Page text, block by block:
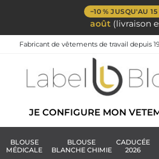
−10 % JUSQU'AU
août (livraison
Fabricant de vêtements de travail depuis
JE CONFIGURE MON
BLOUSE
MÉDICALE
BLOUSE
BLANCHE CHIMIE
CADUCÉE
2026